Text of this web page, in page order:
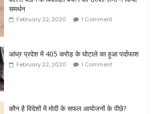
समर्थन
February 22, 2020 1 Comment
आंध्र प्रदेश में 405 करोड़ के घोटाले का हुआ पर्दाफाश
February 22, 2020 1 Comment
कौन है विदेशों में मोदी के सफल आयोजनों के पीछे?